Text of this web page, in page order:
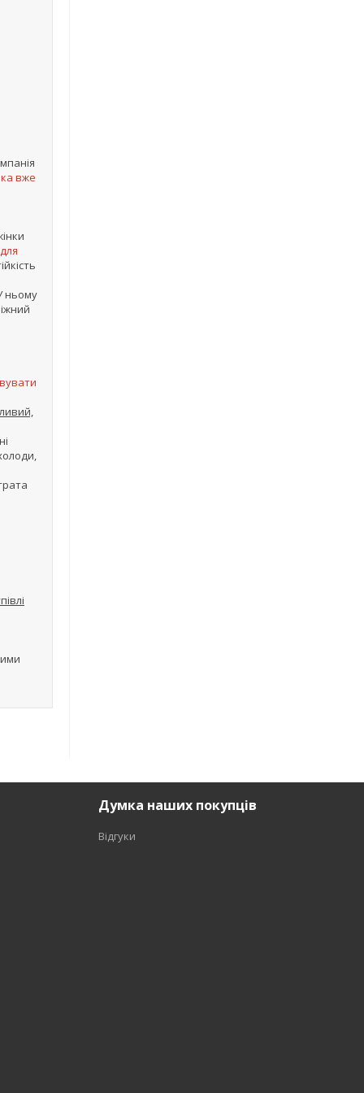
вже
ньому
Думка наших покупців
Відгуки